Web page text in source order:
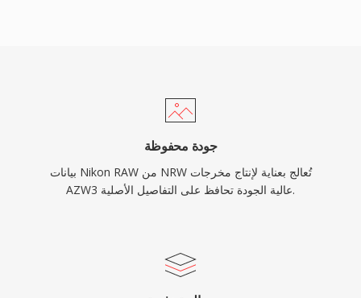
جودة محفوظة
بيانات Nikon RAW من NRW تُعالج بعناية لإنتاج مخرجات
AZW3 عالية الجودة تحافظ على التفاصيل الأصلية.